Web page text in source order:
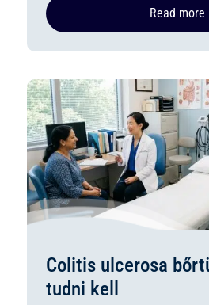
Read more
Colitis ulcerosa
tudni kell